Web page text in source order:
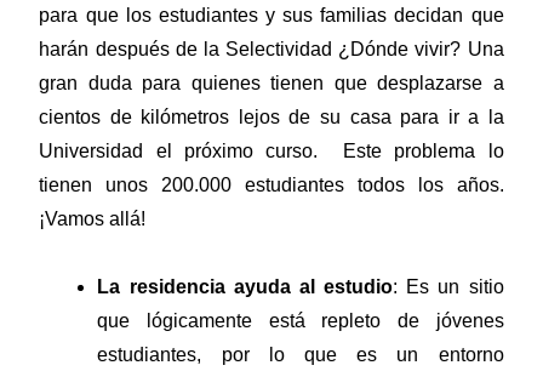
para que los estudiantes y sus familias decidan que
harán después de la Selectividad ¿Dónde vivir? Una
gran duda para quienes tienen que desplazarse a
cientos de kilómetros lejos de su casa para ir a la
Universidad el próximo curso. Este problema lo
tienen unos 200.000 estudiantes todos los años.
¡Vamos allá!
La residencia ayuda al estudio: Es un sitio
que lógicamente está repleto de jóvenes
estudiantes, por lo que es un entorno